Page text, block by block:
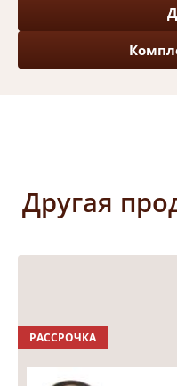
Другая
РАССРОЧКА